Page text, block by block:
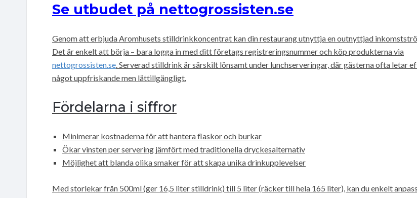
Se utbudet på nettogrossisten.se
Genom att erbjuda Aromhusets stilldrinkkoncentrat kan din restaurang utnyttja en outnyttjad
Det är enkelt att börja – bara logga in med ditt företags registreringsnummer och köp produkterna via
nettogrossisten.se. Serverad stilldrink är särskilt lönsamt under lunchserveringar, där gästerna ofta letar
något uppfriskande men lättillgängligt.
Fördelarna i siffror
Minimerar kostnaderna för att hantera flaskor och burkar
Ökar vinsten per servering jämfört med traditionella dryckesalternativ
Möjlighet att blanda olika smaker för att skapa unika drinkupplevelser
Med storlekar från 500ml (ger 16,5 liter stilldrink) till 5 liter (räcker till hela 165 liter), kan du enkelt